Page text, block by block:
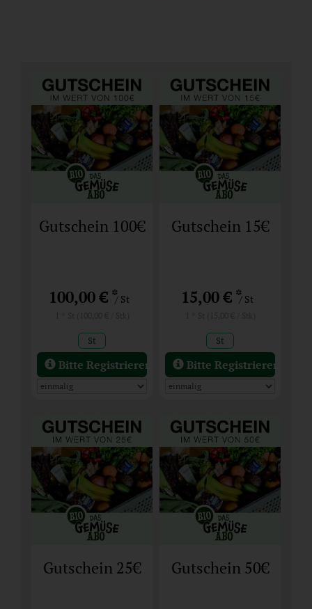
Gutschein 100€
100,00 € *
/ St
St
Bitte Registrieren / Einloggen
Gutschein 15€
15,00 € *
/ St
St
Bitte Registrieren /
Gutschein 25€ Gutschein 50€